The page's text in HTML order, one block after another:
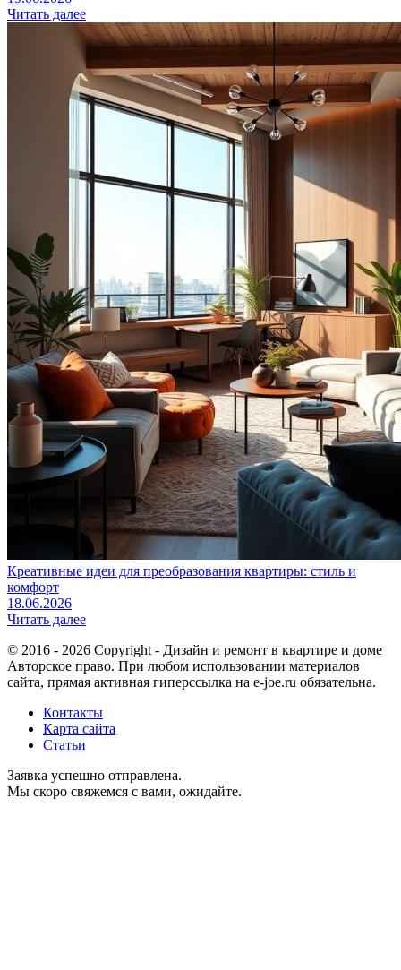
Читать далее
Креативные идеи для преобразования квартиры: стиль и
комфорт
18.06.2026
Читать далее
© 2016 - 2026 Copyright - Дизайн и ремонт в квартире и доме
Авторское право. При любом использовании материалов
сайта, прямая активная гиперссылка на e-joe.ru обязательна.
Контакты
Карта сайта
Статьи
Заявка успешно отправлена.
Мы скоро свяжемся с вами, ожидайте.